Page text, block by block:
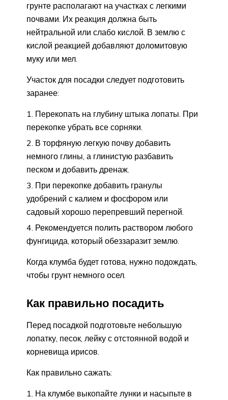
грунте располагают на участках с легкими
почвами. Их реакция должна быть
нейтральной или слабо кислой. В землю с
кислой реакцией добавляют доломитовую
муку или мел.
Участок для посадки следует подготовить
заранее:
Перекопать на глубину штыка лопаты. При
перекопке убрать все сорняки.
В торфяную легкую почву добавить
немного глины, а глинистую разбавить
песком и добавить дренаж.
При перекопке добавить гранулы
удобрений с калием и фосфором или
садовый хорошо перепревший перегной.
Рекомендуется полить раствором любого
фунгицида, который обеззаразит землю.
Когда клумба будет готова, нужно подождать,
чтобы грунт немного осел.
Как правильно посадить
Перед посадкой подготовьте небольшую
лопатку, песок, лейку с отстоянной водой и
корневища ирисов.
Как правильно сажать:
На клумбе выкопайте лунки и насыпьте в